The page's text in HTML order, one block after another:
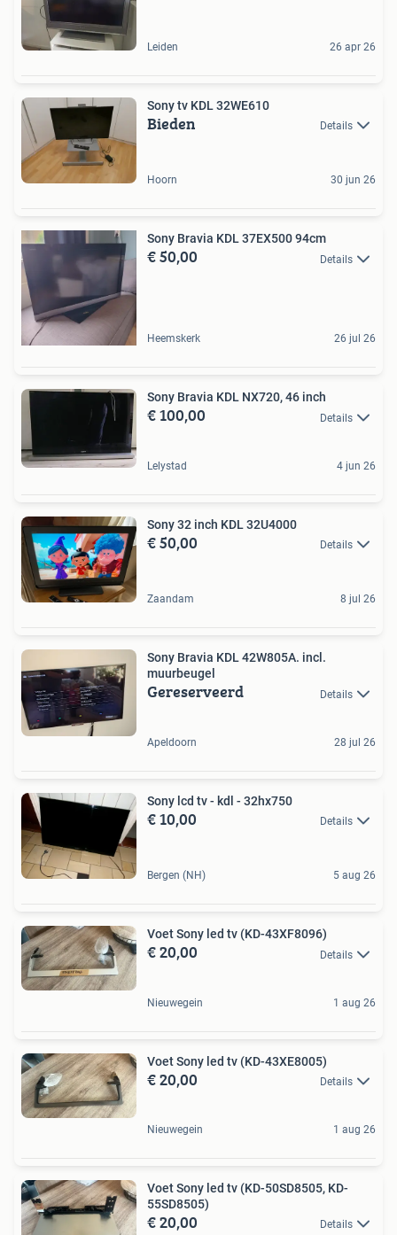
Leiden 26 apr 26
Sony tv KDL 32WE610
Bieden Details
Hoorn 30 jun 26
Sony Bravia KDL 37EX500 94cm
€ 50,00 Details
Heemskerk 26 jul 26
Sony Bravia KDL NX720, 46 inch
€ 100,00 Details
Lelystad 4 jun 26
Sony 32 inch KDL 32U4000
€ 50,00 Details
Zaandam 8 jul 26
Sony Bravia KDL 42W805A. incl.
muurbeugel
Gereserveerd Details
Apeldoorn 28 jul 26
Sony lcd tv - kdl - 32hx750
€ 10,00 Details
Bergen (NH) 5 aug 26
Voet Sony led tv (KD-43XF8096)
€ 20,00 Details
Nieuwegein 1 aug 26
Voet Sony led tv (KD-43XE8005)
€ 20,00 Details
Nieuwegein 1 aug 26
Voet Sony led tv (KD-50SD8505, KD-
55SD8505)
€ 20,00 Details